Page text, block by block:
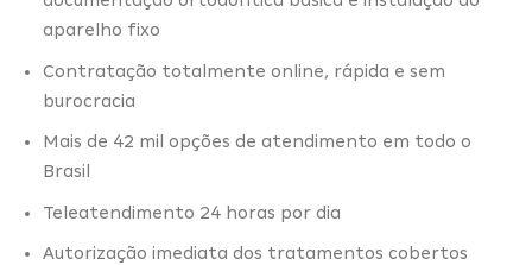
aparelho fixo
Contratação totalmente online, rápida e sem
burocracia
Mais de 42 mil opções de atendimento em todo o
Brasil
Teleatendimento 24 horas por dia
Autorização imediata dos tratamentos cobertos